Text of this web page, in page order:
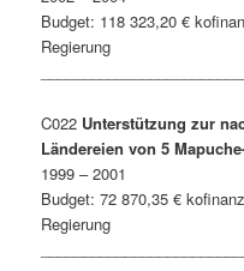
Budget: 118 323,20 €
Regierung
C022 Unterstützung zur
Ländereien von 5
1999 – 2001
Budget: 72 870,35 €
Regierung